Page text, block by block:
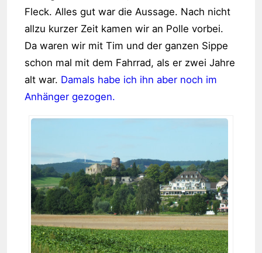
Fleck. Alles gut war die Aussage. Nach nicht
allzu kurzer Zeit kamen wir an Polle vorbei.
Da waren wir mit Tim und der ganzen Sippe
schon mal mit dem Fahrrad, als er zwei Jahre
alt war. Damals habe ich ihn aber noch im
Anhänger gezogen.